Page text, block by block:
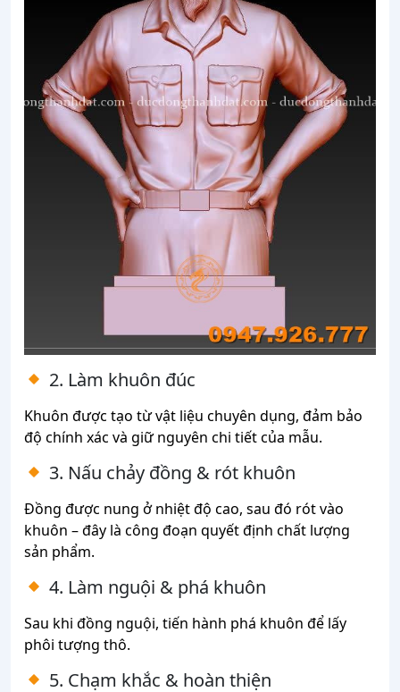
2. Làm khuôn đúc
Khuôn được tạo từ vật liệu chuyên dụng, đảm bảo
độ chính xác và giữ nguyên chi tiết của mẫu.
3. Nấu chảy đồng & rót khuôn
Đồng được nung ở nhiệt độ cao, sau đó rót vào
khuôn – đây là công đoạn quyết định chất lượng
sản phẩm.
4. Làm nguội & phá khuôn
Sau khi đồng nguội, tiến hành phá khuôn để lấy
phôi tượng thô.
5. Chạm khắc & hoàn thiện